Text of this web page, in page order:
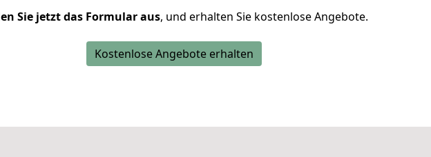
Sie jetzt das Formular aus, und erhalten Sie kostenlose Angebote.
Kostenlose Angebote erhalten